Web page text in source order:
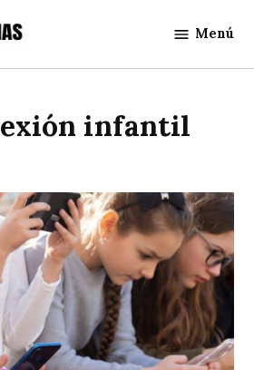
Noticias
Menú
infantil